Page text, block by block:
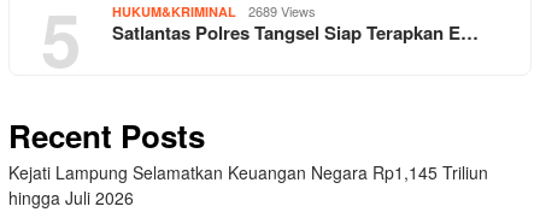
5 HUKUM&KRIMINAL 2689 Views
Satlantas Polres Tangsel Siap Terapkan E…
Recent Posts
Kejati Lampung Selamatkan Keuangan Negara Rp1,145 Triliun
hingga Juli 2026